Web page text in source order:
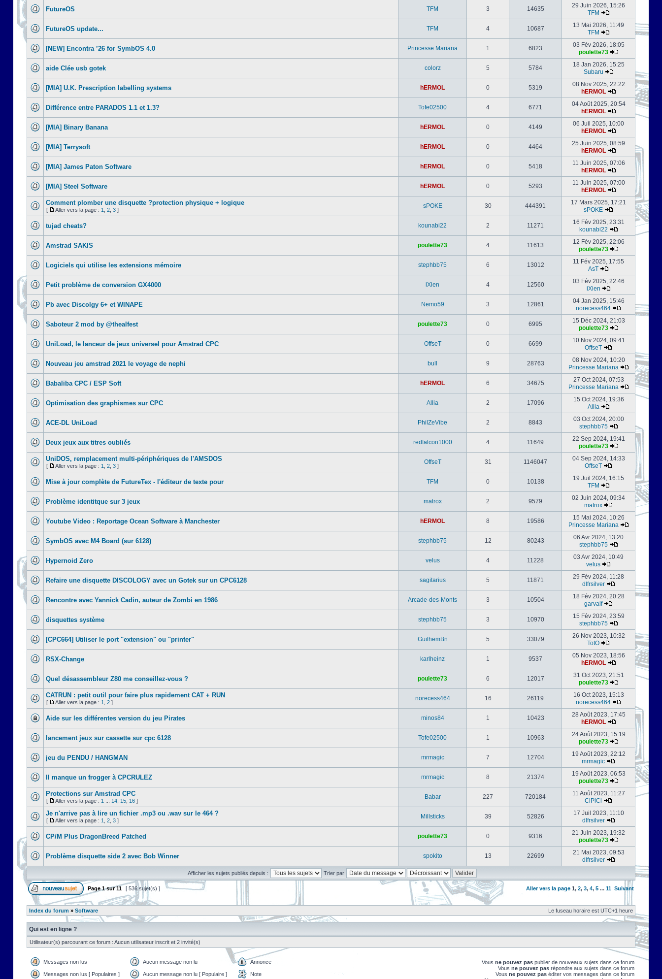
FutureOS TFM 3 14635
29 Juin 2026, 15:26
TFM
FutureOS update... TFM 4 10687
13 Mai 2026, 11:49
TFM
[NEW] Encontra ’26 for SymbOS 4.0 Princesse Mariana 1 6823
03 Fév 2026, 18:05
poulette73
aide Clée usb gotek colorz 5 5784
18 Jan 2026, 15:25
Subaru
[MIA] U.K. Prescription labelling systems hERMOL 0 5319
08 Nov 2025, 22:22
hERMOL
Différence entre PARADOS 1.1 et 1.3? Tofe02500 4 6771
04 Août 2025, 20:54
hERMOL
[MIA] Binary Banana hERMOL 0 4149
06 Juil 2025, 10:00
hERMOL
[MIA] Terrysoft hERMOL 0 4464
25 Juin 2025, 08:59
hERMOL
[MIA] James Paton Software hERMOL 0 5418
11 Juin 2025, 07:06
hERMOL
[MIA] Steel Software hERMOL 0 5293
11 Juin 2025, 07:00
hERMOL
Comment plomber une disquette ?protection physique + logique
[ Aller vers la page : 1 2 3 ]
sPOKE 30 444391
17 Mars 2025, 17:21
sPOKE
tujad cheats? kounabi22 2 11271
16 Fév 2025, 23:31
kounabi22
Amstrad SAKIS poulette73 4 11613
12 Fév 2025, 22:06
poulette73
Logiciels qui utilise les extensions mémoire stephbb75 6 13012
11 Fév 2025, 17:55
AsT
Petit problème de conversion GX4000 iXien 4 12560
03 Fév 2025, 22:46
iXien
Pb avec Discolgy 6+ et WINAPE Nemo59 3 12861
04 Jan 2025, 15:46
norecess464
Saboteur 2 mod by @thealfest poulette73 0 6995
15 Déc 2024, 21:03
poulette73
UniLoad, le lanceur de jeux universel pour Amstrad CPC OffseT 0 6699
10 Nov 2024, 09:41
OffseT
Nouveau jeu amstrad 2021 le voyage de nephi bull 9 28763
08 Nov 2024, 10:20
Princesse Mariana
Babaliba CPC / ESP Soft hERMOL 6 34675
27 Oct 2024, 07:53
Princesse Mariana
Optimisation des graphismes sur CPC Allia 2 17096
15 Oct 2024, 19:36
Allia
ACE-DL UniLoad PhilZeVibe 2 8843
03 Oct 2024, 20:00
stephbb75
Deux jeux aux titres oubliés redfalcon1000 4 11649
22 Sep 2024, 19:41
poulette73
UniDOS, remplacement multi-périphériques de l'AMSDOS
[ Aller vers la page : 1 2 3 ]
OffseT 31 1146047
04 Sep 2024, 14:33
OffseT
Mise à jour complète de FutureTex - l'éditeur de texte pour TFM 0 10138
19 Juil 2024, 16:15
TFM
Problème identitque sur 3 jeux matrox 2 9579
02 Juin 2024, 09:34
matrox
Youtube Video : Reportage Ocean Software à Manchester hERMOL 8 19586
15 Mai 2024, 10:26
Princesse Mariana
SymbOS avec M4 Board (sur 6128) stephbb75 12 80243
06 Avr 2024, 13:20
stephbb75
Hypernoid Zero velus 4 11228
03 Avr 2024, 10:49
velus
Refaire une disquette DISCOLOGY avec un Gotek sur un CPC6128 sagitarius 5 11871
29 Fév 2024, 11:28
dlfrsilver
Rencontre avec Yannick Cadin, auteur de Zombi en 1986 Arcade-des-Monts 3 10504
18 Fév 2024, 20:28
garvalf
disquettes système stephbb75 3 10970
15 Fév 2024, 23:59
stephbb75
[CPC664] Utiliser le port "extension" ou "printer" GuilhemBn 5 33079
26 Nov 2023, 10:32
TotO
RSX-Change karlheinz 1 9537
05 Nov 2023, 18:56
hERMOL
Quel désassembleur Z80 me conseillez-vous ? poulette73 6 12017
31 Oct 2023, 21:51
poulette73
CATRUN : petit outil pour faire plus rapidement CAT + RUN
[ Aller vers la page : 1 2 ]
norecess464 16 26119
16 Oct 2023, 15:13
norecess464
Aide sur les différentes version du jeu Pirates minos84 1 10423
28 Août 2023, 17:45
hERMOL
lancement jeux sur cassette sur cpc 6128 Tofe02500 1 10963
24 Août 2023, 15:19
poulette73
jeu du PENDU / HANGMAN mrmagic 7 12704
19 Août 2023, 22:12
mrmagic
Il manque un frogger à CPCRULEZ mrmagic 8 21374
19 Août 2023, 06:53
poulette73
Protections sur Amstrad CPC
[ Aller vers la page : 1 14 15 16 ]
Babar 227 720184
11 Août 2023, 11:27
CiPiCi
Je n'arrive pas à lire un fichier .mp3 ou .wav sur le 464 ?
[ Aller vers la page : 1 2 3 ]
Millsticks 39 52826
17 Juil 2023, 11:10
dlfrsilver
CP/M Plus DragonBreed Patched poulette73 0 9316
21 Juin 2023, 19:32
poulette73
Problème disquette side 2 avec Bob Winner spokito 13 22699
21 Mai 2023, 09:53
dlfrsilver
Afficher les sujets publiés depuis : Trier par
Page1sur11 [ 536 sujet(s) ] Aller vers la page 1, 2, 3, 4, 5 ... 11 Suivant
Index du forum » Software Le fuseau horaire est UTC+1 heure
Qui est en ligne ?
Utilisateur(s) parcourant ce forum : Aucun utilisateur inscrit et 2 invité(s)
Messages non lus Aucun message non lu Annonce
Messages non lus [ Populaires ] Aucun message non lu [ Populaire ] Note
Vous ne pouvez pas publier de nouveaux sujets dans ce forum
Vous ne pouvez pas répondre aux sujets dans ce forum
Vous ne pouvez pas éditer vos messages dans ce forum